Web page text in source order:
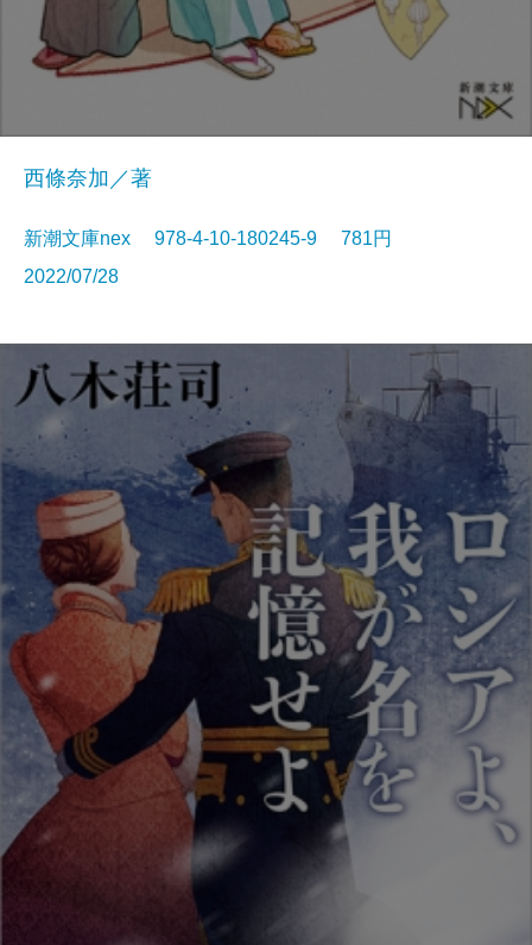
西條奈加／著
新潮文庫nex 978-4-10-180245-9 781円
2022/07/28